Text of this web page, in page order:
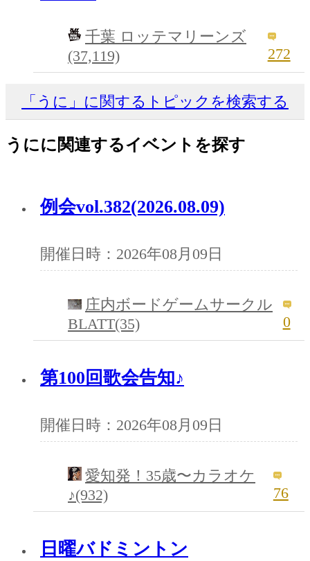
千葉 ロッテマリーンズ
(37,119)
272
「うに」に関するトピックを検索する
うにに関連するイベントを探す
例会vol.382(2026.08.09)
開催日時：2026年08月09日
庄内ボードゲームサークル
BLATT(35)
0
第100回歌会告知♪
開催日時：2026年08月09日
愛知発！35歳〜カラオケ
♪(932)
76
日曜バドミントン